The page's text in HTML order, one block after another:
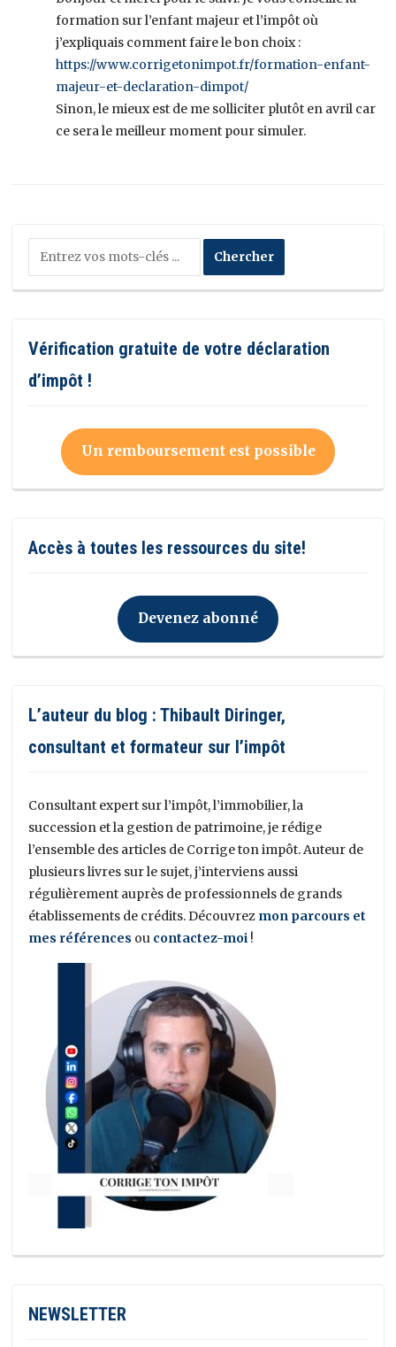
formation sur l’enfant majeur et l’impôt où
j’expliquais comment faire le bon choix :
https://www.corrigetonimpot.fr/formation-enfant-
majeur-et-declaration-dimpot/
Sinon, le mieux est de me solliciter plutôt en avril car
ce sera le meilleur moment pour simuler.
Vérification gratuite de votre déclaration
d’impôt !
Un remboursement est possible
Accès à toutes les ressources du site!
Devenez abonné
L’auteur du blog : Thibault Diringer,
consultant et formateur sur l’impôt
Consultant expert sur l’impôt, l’immobilier, la
succession et la gestion de patrimoine, je rédige
l’ensemble des articles de Corrige ton impôt. Auteur de
plusieurs livres sur le sujet, j’interviens aussi
régulièrement auprès de professionnels de grands
établissements de crédits. Découvrez mon parcours et
mes références ou contactez-moi !
NEWSLETTER